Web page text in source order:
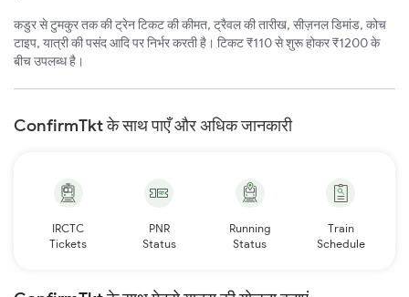
कडुर से टुमकुर तक की ट्रेन टिकट की कीमत, ट्रैवल की तारीख, सीज़नल डिमांड, कोच
टाइप, यात्री की पसंद आदि पर निर्भर करती है। टिकट ₹110 से शुरू होकर ₹1200 के
बीच उपलब्ध है।
ConfirmTkt के साथ पाएँ और अधिक जानकारी
IRCTC
Tickets
PNR
Status
Running
Status
Train
Schedule